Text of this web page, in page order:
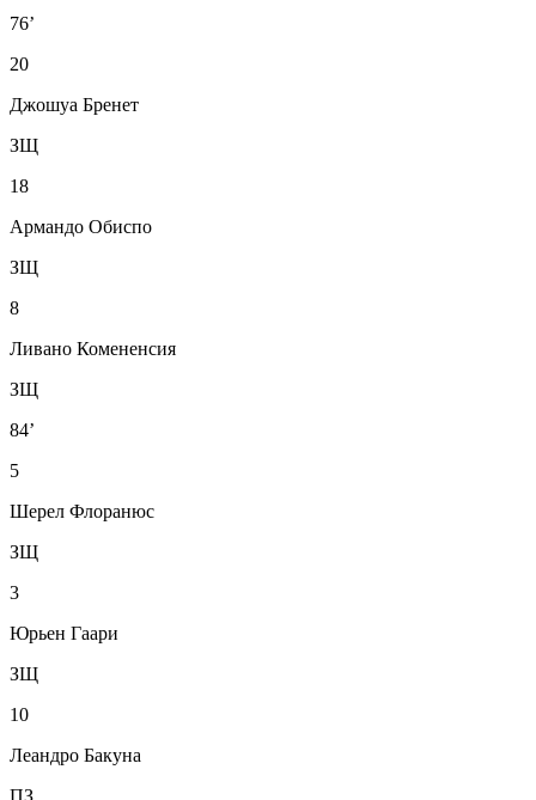
76’
20
Джошуа Бренет
ЗЩ
18
Армандо Обиспо
ЗЩ
8
Ливано Комененсия
ЗЩ
84’
5
Шерел Флоранюс
ЗЩ
3
Юрьен Гаари
ЗЩ
10
Леандро Бакуна
ПЗ